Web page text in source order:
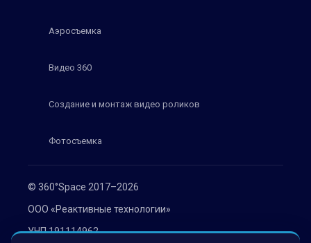
© 360°Space 2017–2026
ООО «Реактивные технологии»
УНП 191114962
Аэросъемка
Видео 360
Создание и монтаж видео роликов
Фотосъемка